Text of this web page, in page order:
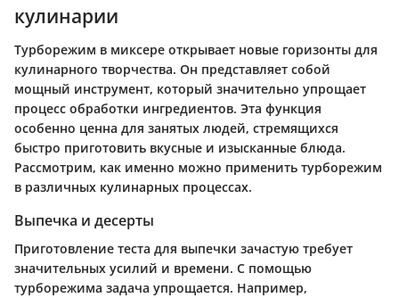
кулинарии
Турборежим в миксере открывает новые горизонты для
кулинарного творчества. Он представляет собой
мощный инструмент, который значительно упрощает
процесс обработки ингредиентов. Эта функция
особенно ценна для занятых людей, стремящихся
быстро приготовить вкусные и изысканные блюда.
Рассмотрим, как именно можно применить турборежим
в различных кулинарных процессах.
Выпечка и десерты
Приготовление теста для выпечки зачастую требует
значительных усилий и времени. С помощью
турборежима задача упрощается. Например,